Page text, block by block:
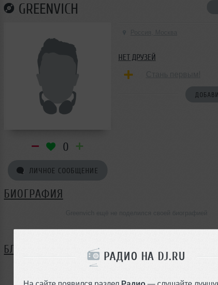
РАДИО НА DJ.RU
На сайте появился раздел Радио — слушайте
GREENVICH
0
ЛИЧНОЕ СООБЩЕНИЕ
НЕТ ДРУЗЕЙ
БИОГРАФИЯ
БЛОГ